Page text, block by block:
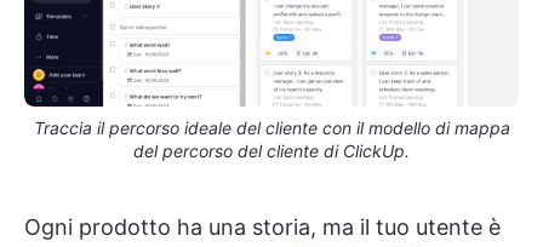
Traccia il percorso ideale del cliente con il modello di mappa
del percorso del cliente di ClickUp.
Ogni prodotto ha una storia, ma il tuo utente è